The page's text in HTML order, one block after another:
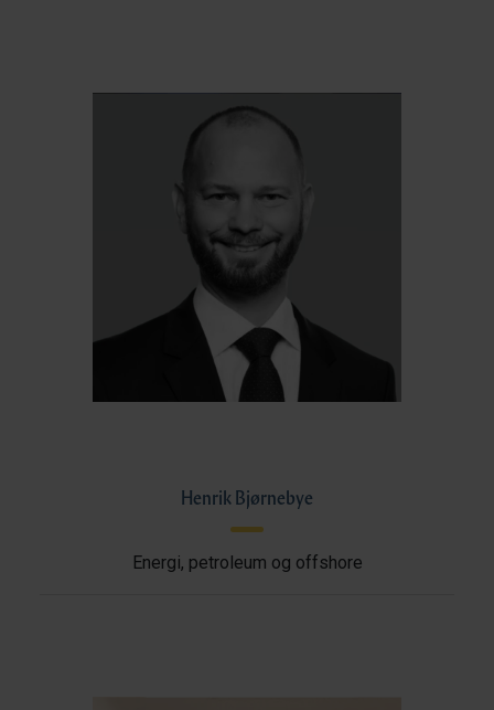
Henrik Bjørnebye
Energi, petroleum og offshore